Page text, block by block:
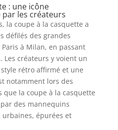
: une icône
les créateurs
la coupe à la casquette a
défilés des grandes
à Milan, en passant
Les créateurs y voient un
rétro affirmé et une
notamment lors des
que la coupe à la casquette
des mannequins
épurées et